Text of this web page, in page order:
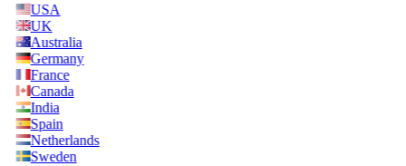
USA
UK
Australia
Germany
France
Canada
India
Spain
Netherlands
Sweden